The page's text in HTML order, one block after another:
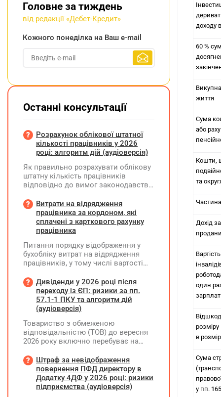
доходу
60 %
життя
Сума
або
Кошти,
та
Дохід
один
розміру
в
Сума
у пп.
Головне за тиждень
від редакції «Дебет-Кредит»
Кожного понеділка на Ваш e-mail
Останні консультації
Розрахунок облікової штатної
кількості працівників у 2026
році: алгоритм дій (аудіоверсія)
Як правильно розрахувати облікову
штатну кількість працівників
відповідно до вимог законодавства
Витрати на відрядження
працівника за кордоном, які
сплачені з карткового рахунку
працівника
Питання порядку відображення у
бухобліку витрат на відрядження
працівників, у тому числі вартості
карткового рахунку працівника та
підтвердження таких операцій
первинними документами, належать
до компетенції Мінфіну
Дивіденди у 2026 році після
переходу із ЄП: ризики за пп.
57.1-1 ПКУ та алгоритм дій
(аудіоверсія)
Товариство з обмеженою
відповідальністю (ТОВ) до вересня
2026 року включно перебуває на
(єдиний податок, 3 група, ставка 5%,
неплатник ПДВ). З 1 жовтня 2026
року підприємство переходить на
загальну систему оподаткування
Штраф за невідображення
повернення ПФД директору в
Додатку 4ДФ у 2026 році: ризики
підприємства (аудіоверсія)